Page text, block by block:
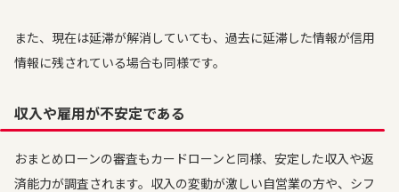
また、現在は延滞が解消していても、過去に延滞した情報が信用
情報に残されている場合も同様です。
収入や雇用が不安定である
おまとめローンの審査もカードローンと同様、安定した収入や返
済能力が調査されます。収入の変動が激しい自営業の方や、シフ